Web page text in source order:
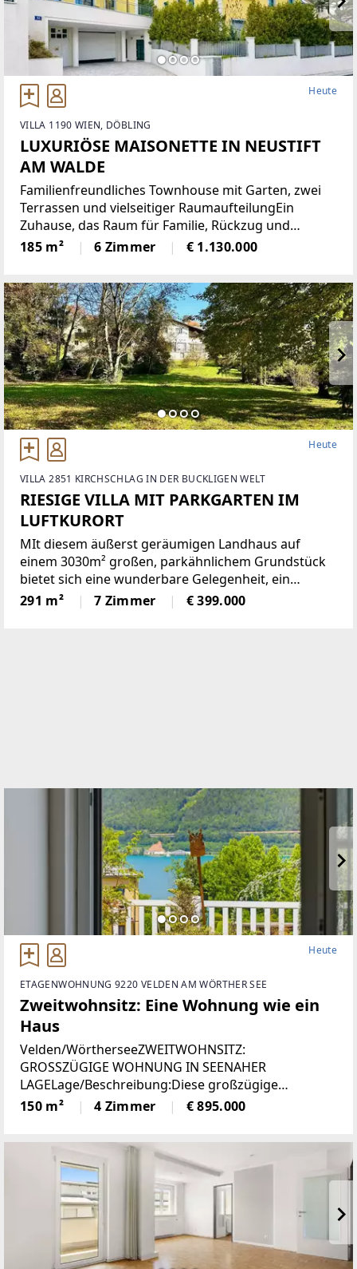
Heute
VILLA 1190 WIEN, DÖBLING
LUXURIÖSE MAISONETTE IN NEUSTIFT
AM WALDE
Familienfreundliches Townhouse mit Garten, zwei
Terrassen und vielseitiger RaumaufteilungEin
Zuhause, das Raum für Familie, Rückzug und
gemeinsames Leben schafft: Dieses grosszügige
Townhouse mit rund 185 m² Wohnfläche überzeugt
185 m² 6 Zimmer € 1.130.000
Heute
VILLA 2851 KIRCHSCHLAG IN DER BUCKLIGEN WELT
RIESIGE VILLA MIT PARKGARTEN IM
LUFTKURORT
MIt diesem äußerst geräumigen Landhaus auf
einem 3030m² großen, parkähnlichem Grundstück
bietet sich eine wunderbare Gelegenheit, ein
einmaliges Domizil in der beliebten Gemeinde
Krumbach zu schaffen!Das 1972 in Ziegelbauweise
291 m² 7 Zimmer € 399.000
Heute
ETAGENWOHNUNG 9220 VELDEN AM WÖRTHER SEE
Zweitwohnsitz: Eine Wohnung wie ein
Haus
Velden/WörtherseeZWEITWOHNSITZ:
GROSSZÜGIGE WOHNUNG IN SEENAHER
LAGELage/Beschreibung:Diese großzügige
Wohnung vereint hohen Wohnkomfort mit einer
seltenen Zweitwohnsitzwidmung und traumhaftem
150 m² 4 Zimmer € 895.000